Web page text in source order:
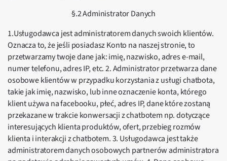
§.2 Administrator Danych
1.Usługodawca jest administratorem danych swoich klientów.
Oznacza to, że jeśli posiadasz Konto na naszej stronie, to
przetwarzamy twoje dane jak: imię, nazwisko, adres e-mail,
numer telefonu, adres IP, etc. 2. Administrator przetwarza dane
osobowe klientów w przypadku korzystania z usługi chatbota,
takie jak imię, nazwisko, lub inne oznaczenie konta, którego
klient używa na facebooku, płeć, adres IP, dane które zostaną
przekazane w trakcie konwersacji z chatbotem np. dotyczące
interesujących klienta produktów, ofert, przebieg rozmów
klienta i interakcji z chatbotem. 3. Usługodawca jest także
administratorem danych osobowych partnerów administratora